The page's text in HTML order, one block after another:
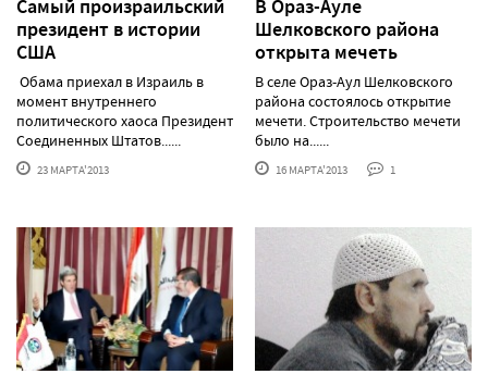
Самый произраильский
президент в истории
США
Обама приехал в Израиль в
момент внутреннего
политического хаоса Президент
Соединенных Штатов......
23 МАРТА'2013
В Ораз-Ауле
Шелковского района
открыта мечеть
В селе Ораз-Аул Шелковского
района состоялось открытие
мечети. Строительство мечети
было на......
16 МАРТА'2013 1